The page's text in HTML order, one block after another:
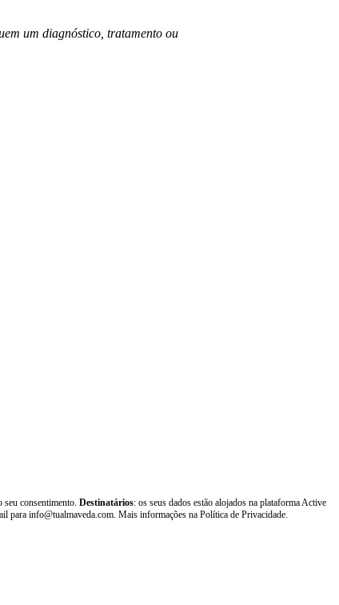
um diagnóstico, tratamento ou
seu consentimento. Destinatários: os seus dados estão alojados na plataforma Active
para info@tualmaveda.com. Mais informações na Política de Privacidade.